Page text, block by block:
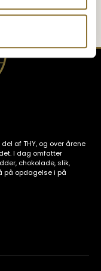
af THY, og over årene
I dag omfatter
chokolade, slik,
på opdagelse i på